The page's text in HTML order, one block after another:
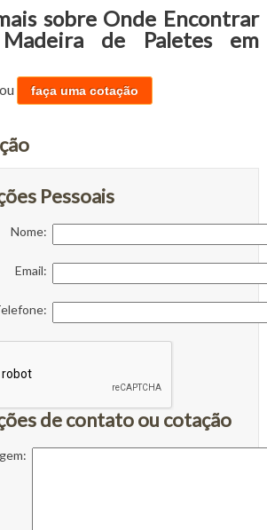
sobre Onde Encontrar
de Paletes em
ou faça uma cotação
Pessoais
Nome:
Email:
de contato ou cotação